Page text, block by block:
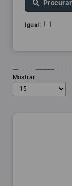
Procurar
Igual:
Mostrar